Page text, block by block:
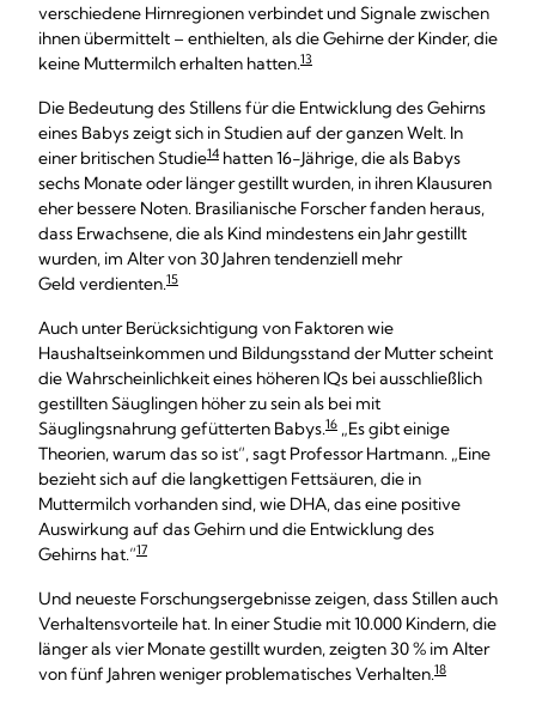
verschiedene Hirnregionen verbindet und Signale zwischen
ihnen übermittelt – enthielten, als die Gehirne der Kinder, die
keine Muttermilch erhalten hatten.13
Die Bedeutung des Stillens für die Entwicklung des Gehirns
eines Babys zeigt sich in Studien auf der ganzen Welt. In
einer britischen Studie14 hatten 16-Jährige, die als Babys
sechs Monate oder länger gestillt wurden, in ihren Klausuren
eher bessere Noten. Brasilianische Forscher fanden heraus,
dass Erwachsene, die als Kind mindestens ein Jahr gestillt
wurden, im Alter von 30 Jahren tendenziell mehr
Geld verdienten.15
Auch unter Berücksichtigung von Faktoren wie
Haushaltseinkommen und Bildungsstand der Mutter scheint
die Wahrscheinlichkeit eines höheren IQs bei ausschließlich
gestillten Säuglingen höher zu sein als bei mit
Säuglingsnahrung gefütterten Babys.16 „Es gibt einige
Theorien, warum das so ist“, sagt Professor Hartmann. „Eine
bezieht sich auf die langkettigen Fettsäuren, die in
Muttermilch vorhanden sind, wie DHA, das eine positive
Auswirkung auf das Gehirn und die Entwicklung des
Gehirns hat.“17
Und neueste Forschungsergebnisse zeigen, dass Stillen auch
Verhaltensvorteile hat. In einer Studie mit 10.000 Kindern, die
länger als vier Monate gestillt wurden, zeigten 30 % im Alter
von fünf Jahren weniger problematisches Verhalten.18